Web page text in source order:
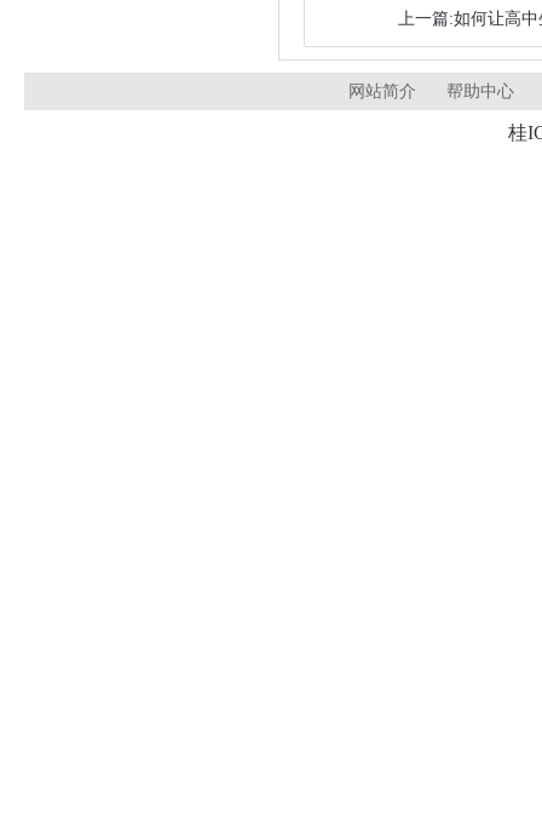
上一篇:如何让高
网站简介 帮助中心
桂